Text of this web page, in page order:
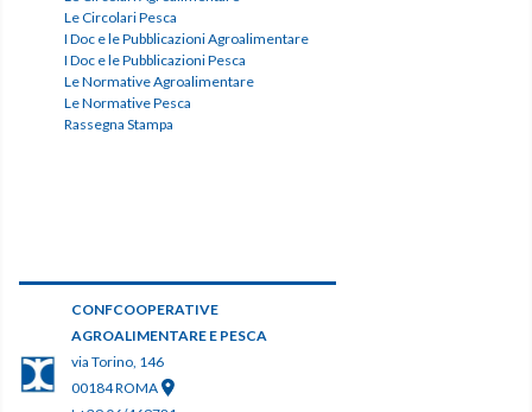
CONFCOOPERATIVE
AGROALIMENTARE E PESCA
via Torino, 146
00184 ROMA
Le Circolari Pesca
I Doc e le Pubblicazioni Agroalimentare
I Doc e le Pubblicazioni Pesca
Le Normative Agroalimentare
Le Normative Pesca
Rassegna Stampa